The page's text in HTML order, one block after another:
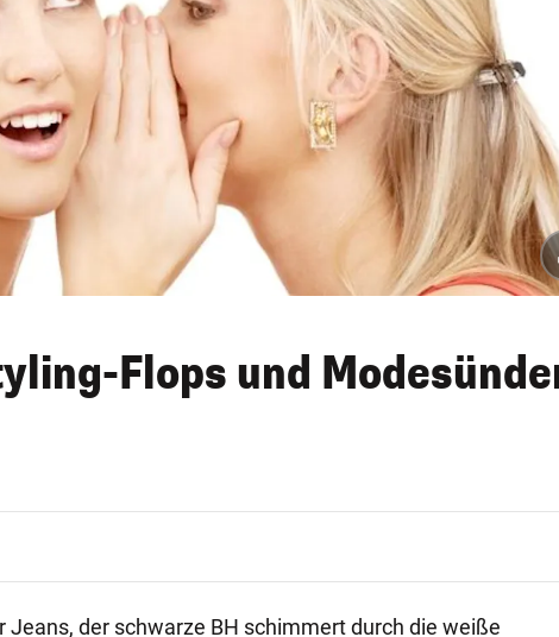
Flops und
Jeans, der schwarze BH schimmert durch die weiße